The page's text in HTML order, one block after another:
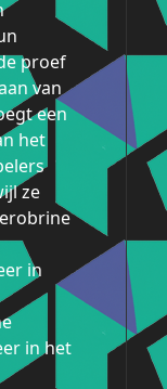
proef
van
een
het
ze
in
in het